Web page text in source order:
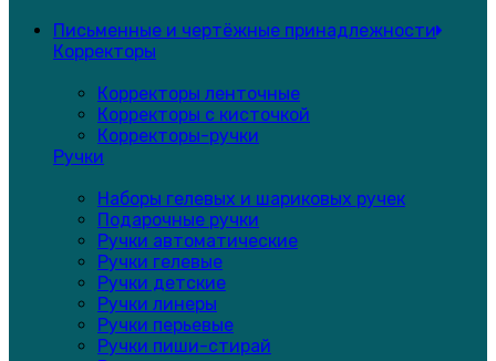
Письменные и чертёжные принадлежности
Корректоры
Корректоры ленточные
Корректоры с кисточкой
Корректоры-ручки
Ручки
Наборы гелевых и шариковых ручек
Подарочные ручки
Ручки автоматические
Ручки гелевые
Ручки детские
Ручки линеры
Ручки перьевые
Ручки пиши-стирай